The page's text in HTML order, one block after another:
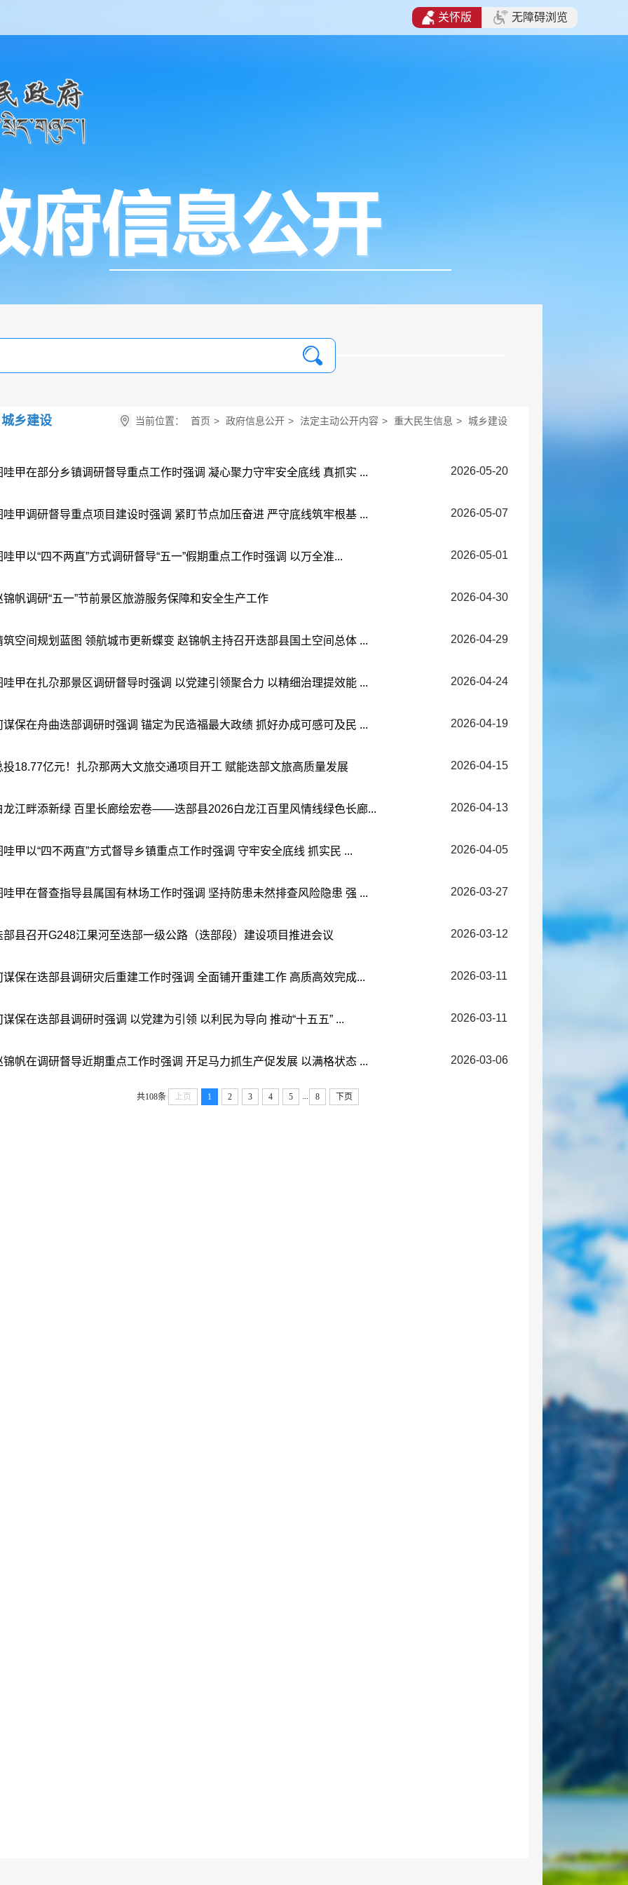
关怀版 无障碍浏览
当前位置： 首页 > 政府信息公开 > 法定主动公开内容 > 重大民生信息 > 城乡建设
城乡建设
哇甲在部分乡镇调研督导重点工作时强调 凝心聚力守牢安全底线 真抓实 ... 2026-05-20
哇甲调研督导重点项目建设时强调 紧盯节点加压奋进 严守底线筑牢根基 ... 2026-05-07
哇甲以“四不两直”方式调研督导“五一”假期重点工作时强调 以万全准... 2026-05-01
锦帆调研“五一”节前景区旅游服务保障和安全生产工作 2026-04-30
筑空间规划蓝图 领航城市更新蝶变 赵锦帆主持召开迭部县国土空间总体 ... 2026-04-29
哇甲在扎尕那景区调研督导时强调 以党建引领聚合力 以精细治理提效能 ... 2026-04-24
谋保在舟曲迭部调研时强调 锚定为民造福最大政绩 抓好办成可感可及民 ... 2026-04-19
投18.77亿元！扎尕那两大文旅交通项目开工 赋能迭部文旅高质量发展 2026-04-15
龙江畔添新绿 百里长廊绘宏卷——迭部县2026白龙江百里风情线绿色长廊... 2026-04-13
哇甲以“四不两直”方式督导乡镇重点工作时强调 守牢安全底线 抓实民 ... 2026-04-05
哇甲在督查指导县属国有林场工作时强调 坚持防患未然排查风险隐患 强 ... 2026-03-27
部县召开G248江果河至迭部一级公路（迭部段）建设项目推进会议 2026-03-12
谋保在迭部县调研灾后重建工作时强调 全面铺开重建工作 高质高效完成... 2026-03-11
谋保在迭部县调研时强调 以党建为引领 以利民为导向 推动“十五五” ... 2026-03-11
锦帆在调研督导近期重点工作时强调 开足马力抓生产促发展 以满格状态 ... 2026-03-06
共108条 上页 1 2 3 4 5 8 下页